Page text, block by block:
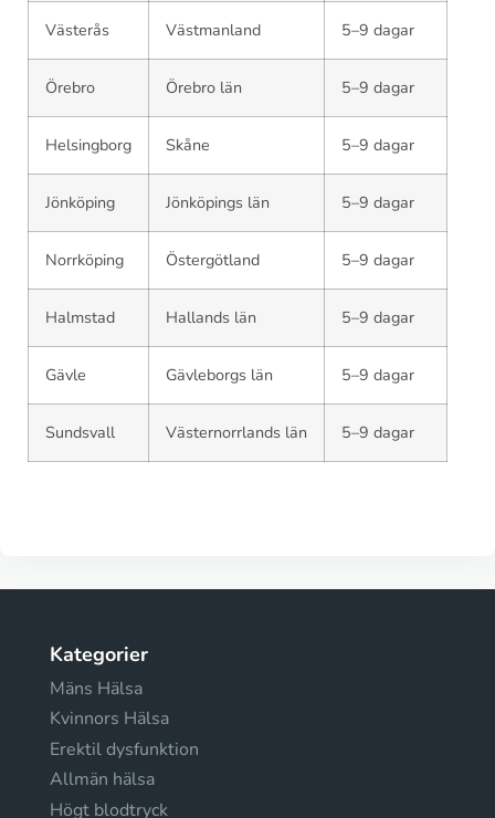
Västerås Västmanland 5–9 dagar
Örebro Örebro län 5–9 dagar
Helsingborg Skåne 5–9 dagar
Jönköping Jönköpings län 5–9 dagar
Norrköping Östergötland 5–9 dagar
Halmstad Hallands län 5–9 dagar
Gävle Gävleborgs län 5–9 dagar
Sundsvall Västernorrlands län 5–9 dagar
Kategorier
Mäns Hälsa
Kvinnors Hälsa
Erektil dysfunktion
Allmän hälsa
Högt blodtryck